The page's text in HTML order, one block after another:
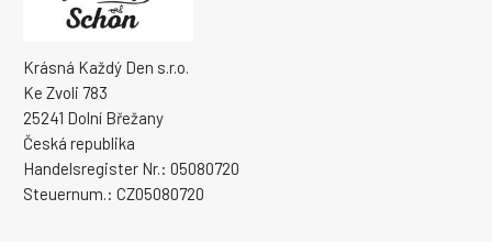
Krásná Každý Den s.r.o.
Ke Zvoli 783
25241 Dolní Břežany
Česká republika
Handelsregister Nr.: 05080720
Steuernum.: CZ05080720